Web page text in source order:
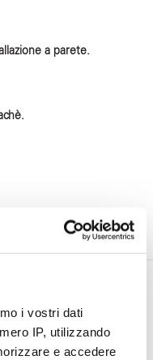
i vostri dati
IP, utilizzando
e accedere
a parete.